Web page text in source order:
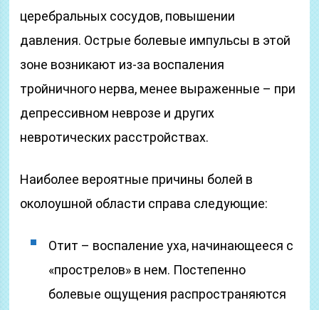
церебральных сосудов, повышении
давления. Острые болевые импульсы в этой
зоне возникают из-за воспаления
тройничного нерва, менее выраженные – при
депрессивном неврозе и других
невротических расстройствах.
Наиболее вероятные причины болей в
околоушной области справа следующие:
Отит – воспаление уха, начинающееся с
«прострелов» в нем. Постепенно
болевые ощущения распространяются